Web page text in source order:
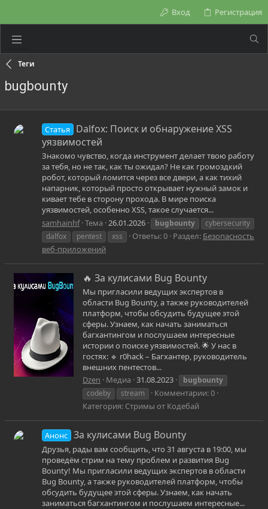
Вход Регистрация
Теги
bugbounty
Статья
Dalfox: Поиск и обнаружение XSS
уязвимостей
Знакомо чувство, когда инструмент делает твою работу
за тебя, но не так, как ты ожидал? Не как громоздкий
робот, который ломится через все двери, а как тихий
напарник, который просто открывает нужный замок и
кивает тебе в сторону прохода. В мире поиска
уязвимостей, особенно XSS, такое случается...
samhainhf Тема 26.01.2026 bugbounty
cybersecurity
dalfox
pentest xss Ответы: 0 Раздел: Безопасность
веб-приложений
🔥 За кулисами Bug Bounty
Мы пригласили ведущих экспертов в
области Bug Bounty, а также руководителей
платформ, чтобы обсудить будущее этой
сферы. Узнаем, как начать заниматься
багхантингом и послушаем интересные
истории о поиске уязвимостей. 🌟 У нас в
гостях: 🔹 r0hack – Багхантер, руководитель
внешних пентестов...
Dzen
Медиа 31.08.2023
bugbounty
codeby
stream
Комментарии: 0
Категория: Стримы от Кодебай
Анонс За кулисами Bug Bounty
Друзья, рады вам сообщить, что 31 августа в 19:00, мы
проведём стрим на тему проблем и развития Bug
Bounty! Мы пригласили ведущих экспертов в области
Bug Bounty, а также руководителей платформ, чтобы
обсудить будущее этой сферы. Узнаем, как начать
заниматься багхантингом и послушаем интересные...